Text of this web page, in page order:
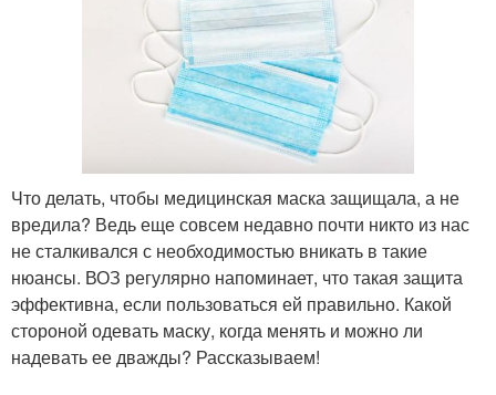
Что делать, чтобы медицинская маска защищала, а не
вредила? Ведь еще совсем недавно почти никто из нас
не сталкивался с необходимостью вникать в такие
нюансы. ВОЗ регулярно напоминает, что такая защита
эффективна, если пользоваться ей правильно. Какой
стороной одевать маску, когда менять и можно ли
надевать ее дважды? Рассказываем!